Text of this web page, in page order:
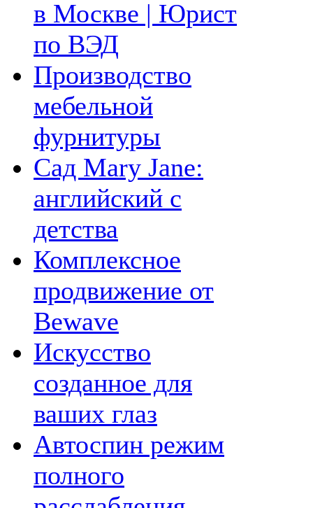
в Москве | Юрист
по ВЭД
Производство
мебельной
фурнитуры
Сад Mary Jane:
английский с
детства
Комплексное
продвижение от
Bewave
Искусство
созданное для
ваших глаз
Автоспин режим
полного